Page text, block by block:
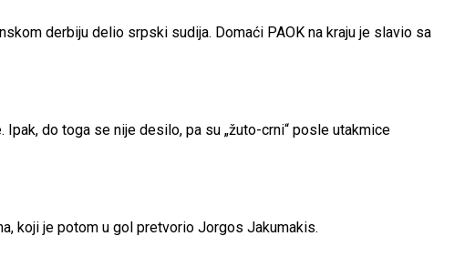
derbiju delio srpski sudija. Domaći PAOK na kraju je slavio sa
do toga se nije desilo, pa su „žuto-crni“ posle utakmice
koji je potom u gol pretvorio Jorgos Jakumakis.